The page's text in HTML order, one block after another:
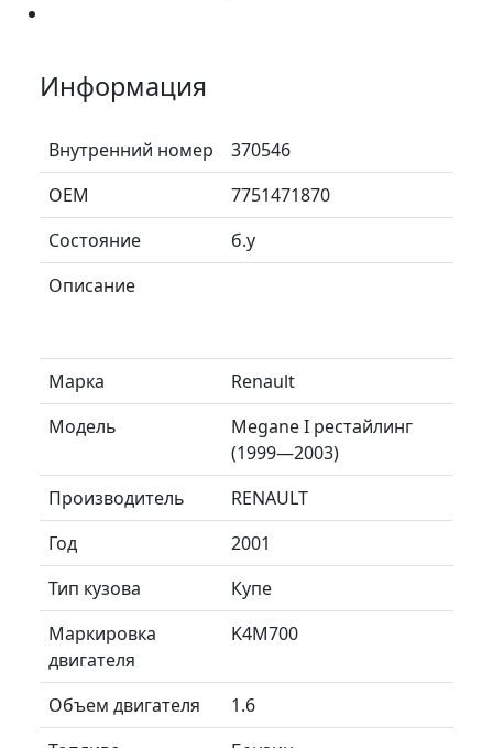
Информация
Внутренний номер
370546
ОЕМ
7751471870
Состояние
б.у
Описание
Марка
Renault
Модель
Megane I рестайлинг
(1999—2003)
Производитель
RENAULT
Год
2001
Тип кузова
Купе
Маркировка
двигателя
K4M700
Объем двигателя
1.6